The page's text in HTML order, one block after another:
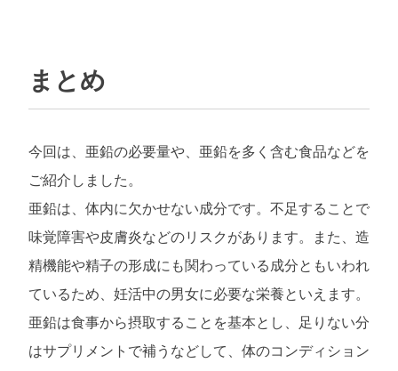
まとめ
今回は、亜鉛の必要量や、亜鉛を多く含む食品などを
ご紹介しました。
亜鉛は、体内に欠かせない成分です。不足することで
味覚障害や皮膚炎などのリスクがあります。また、造
精機能や精子の形成にも関わっている成分ともいわれ
ているため、妊活中の男女に必要な栄養といえます。
亜鉛は食事から摂取することを基本とし、足りない分
はサプリメントで補うなどして、体のコンディション